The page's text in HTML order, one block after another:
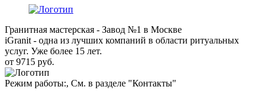
Гранитная мастерская - Завод №1 в Москве
iGranit - одна из лучших компаний в области ритуальных
услуг. Уже более 15 лет.
от 9715 руб.
Режим работы:, См. в разделе "Контакты"